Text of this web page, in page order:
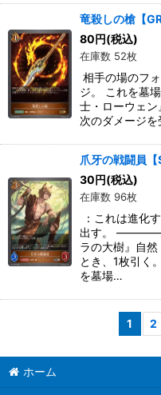
竜殺しの槍【
80円(税込)
在庫数 52枚
相手の場のフ
ジ。 これを墓
士・ローウェ
次のダメージを
爪牙の戦闘員
30円(税込)
在庫数 96枚
：これは進化
出す。
ラの大樹』自
とき、1枚引く
を墓場…
1 2
ホーム